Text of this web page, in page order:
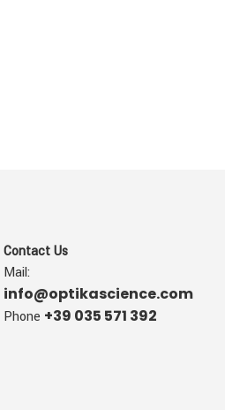
Contact Us
Mail:
info@optikascience.com
Phone +39 035 571 392